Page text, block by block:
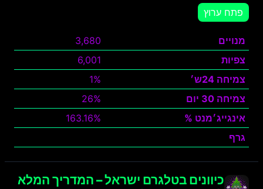
פתח ערוץ
מנויים
3,680
צפיות
6,001
צמיחה 24ש׳
1%
צמיחה 30 יום
26%
אינגייג׳מנט %
163.16%
גרף
כיוונים בטלגרם ישראל – המדריך המלא